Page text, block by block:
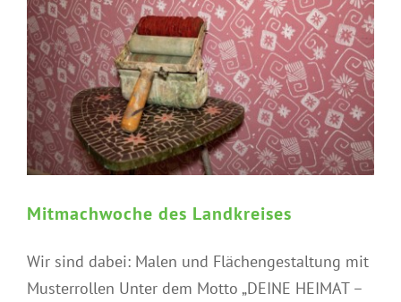
Mitmachwoche des Landkreises
Wir sind dabei: Malen und Flächengestaltung mit
Musterrollen Unter dem Motto „DEINE HEIMAT –